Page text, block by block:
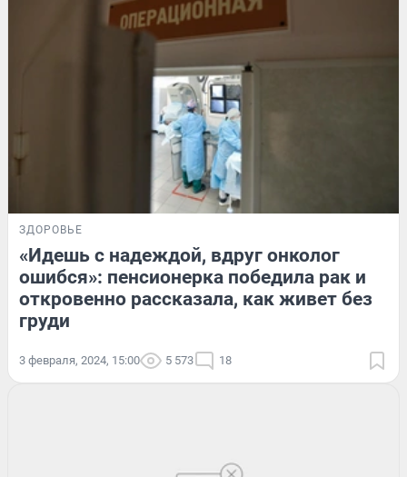
ЗДОРОВЬЕ
«Идешь с надеждой, вдруг онколог
ошибся»: пенсионерка победила рак и
откровенно рассказала, как живет без
груди
3 февраля, 2024, 15:00 5 573 18